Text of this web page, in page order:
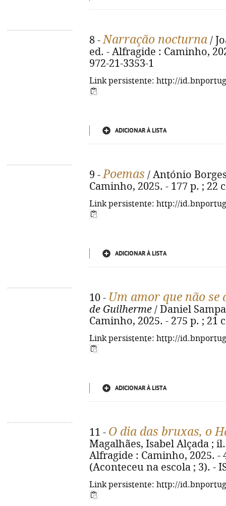
8 -Narração nocturna /
ed. - Alfragide : Caminho,
972-21-3353-1
Link persistente: http://
ADICIONAR À LISTA
9 -Poemas / António
Caminho, 2025. - 177 p. ; 22
Link persistente: http://
ADICIONAR À LISTA
10 - Um amor que não se
de Guilherme / Daniel
Caminho, 2025. - 275 p. ; 21
Link persistente: http://
ADICIONAR À LISTA
11 - O dia das bruxas, o
Magalhães, Isabel Alçada ;
Alfragide : Caminho, 2025. -
(Aconteceu na escola ; 3). -
Link persistente: http://